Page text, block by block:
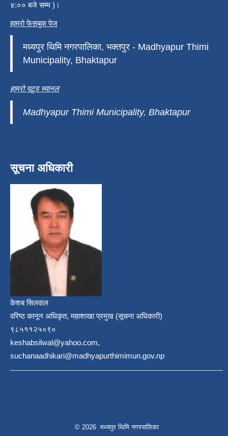
४:०० बजे सम्म )।
हाम्रो फेसबुक पेज
मध्यपुर थिमि नगरपालिका, भक्तपुर - Madhyapur Thimi
Municipality, Bhaktapur
हाम्रो यूटुव च्यानल
Madhyapur Thimi Municipality, Bhaktapur
सूचना अधिकारी
केशब सिलवाल
वरिष्ठ कानून अधिकृत, महाशाखा प्रमुख (सूचना अधिकारी)
९८५११२५०९०
keshabsilwal@yahoo.com,
suchanaadhikari@madhyapurthimimun.gov.np
© 2026 मध्यपुर थिमि नगरपालिका